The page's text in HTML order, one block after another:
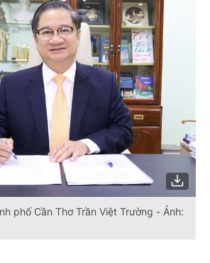
phố Cần Thơ Trần Việt Trường - Ảnh: